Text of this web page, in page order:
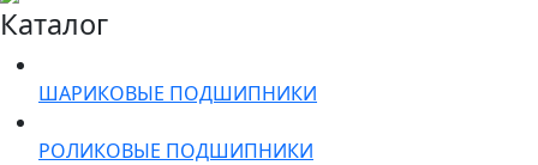
Каталог
ШАРИКОВЫЕ ПОДШИПНИКИ
РОЛИКОВЫЕ ПОДШИПНИКИ